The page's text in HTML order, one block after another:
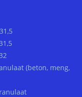
(beton, meng,